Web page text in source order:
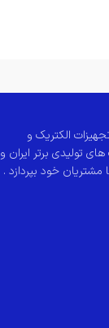
الکتریک و
تولیدی برتر ایران و
خود بپردازد .